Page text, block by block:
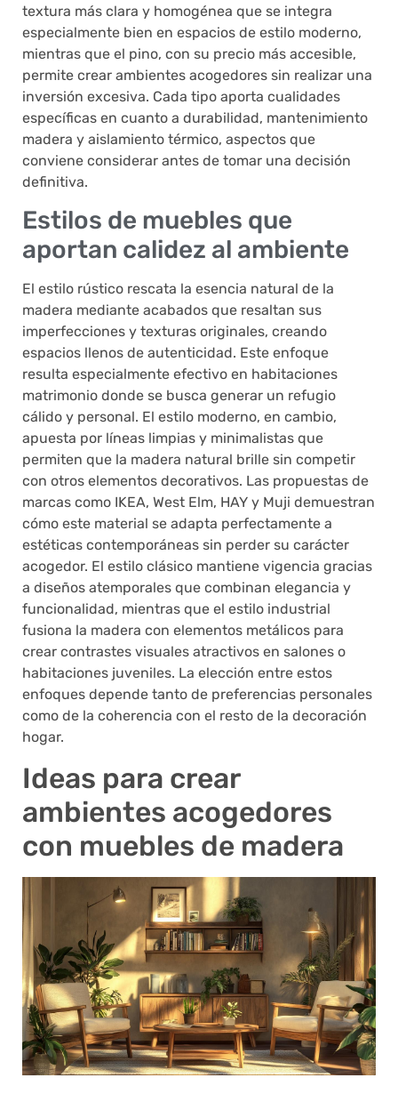
textura más clara y homogénea que se integra
especialmente bien en espacios de estilo moderno,
mientras que el pino, con su precio más accesible,
permite crear ambientes acogedores sin realizar una
inversión excesiva. Cada tipo aporta cualidades
específicas en cuanto a durabilidad, mantenimiento
madera y aislamiento térmico, aspectos que
conviene considerar antes de tomar una decisión
definitiva.
Estilos de muebles que
aportan calidez al ambiente
El estilo rústico rescata la esencia natural de la
madera mediante acabados que resaltan sus
imperfecciones y texturas originales, creando
espacios llenos de autenticidad. Este enfoque
resulta especialmente efectivo en habitaciones
matrimonio donde se busca generar un refugio
cálido y personal. El estilo moderno, en cambio,
apuesta por líneas limpias y minimalistas que
permiten que la madera natural brille sin competir
con otros elementos decorativos. Las propuestas de
marcas como IKEA, West Elm, HAY y Muji demuestran
cómo este material se adapta perfectamente a
estéticas contemporáneas sin perder su carácter
acogedor. El estilo clásico mantiene vigencia gracias
a diseños atemporales que combinan elegancia y
funcionalidad, mientras que el estilo industrial
fusiona la madera con elementos metálicos para
crear contrastes visuales atractivos en salones o
habitaciones juveniles. La elección entre estos
enfoques depende tanto de preferencias personales
como de la coherencia con el resto de la decoración
hogar.
Ideas para crear
ambientes acogedores
con muebles de madera